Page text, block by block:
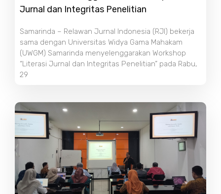
Jurnal dan Integritas Penelitian
Samarinda – Relawan Jurnal Indonesia (RJI) bekerja
sama dengan Universitas Widya Gama Mahakam
(UWGM) Samarinda menyelenggarakan Workshop
“Literasi Jurnal dan Integritas Penelitian” pada Rabu,
29